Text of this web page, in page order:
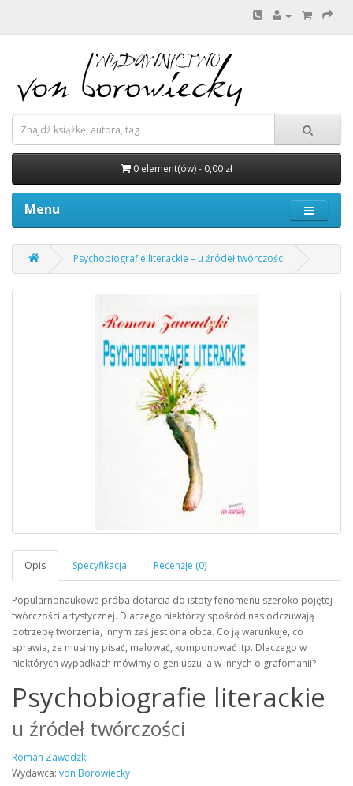
0 element(ów) - 0,00 zł
Menu
Psychobiografie literackie – u źródeł twórczości
Popularnonaukowa próba dotarcia do istoty fenomenu szeroko pojętej
twórczości artystycznej. Dlaczego niektórzy spośród nas odczuwają
potrzebę tworzenia, innym zaś jest ona obca. Co ją warunkuje, co
sprawia, że musimy pisać, malować, komponować itp. Dlaczego w
niektórych wypadkach mówimy o geniuszu, a w innych o grafomanii?
Psychobiografie literackie
u źródeł twórczości
Roman Zawadzki
Wydawca: von Borowiecky